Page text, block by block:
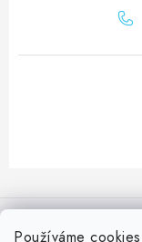
Používáme cookies
á